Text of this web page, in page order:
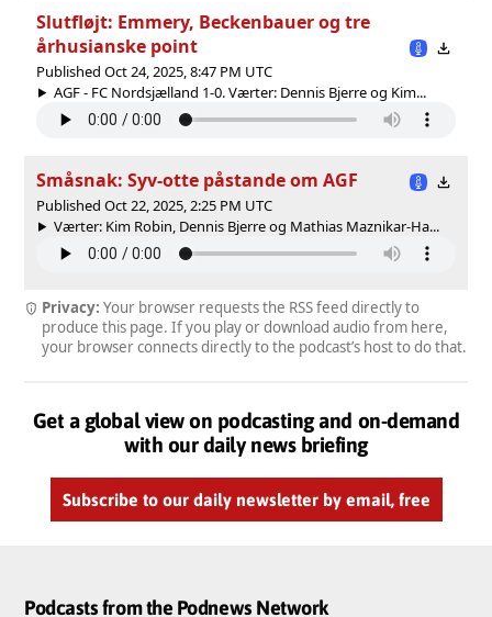
Slutfløjt: Emmery, Beckenbauer og tre
århusianske point
Published Oct 24, 2025, 8:47 PM UTC
AGF - FC Nordsjælland 1-0. Værter: Dennis Bjerre og Kim...
Småsnak: Syv-otte påstande om AGF
Published Oct 22, 2025, 2:25 PM UTC
Værter: Kim Robin, Dennis Bjerre og Mathias Maznikar-Ha...
Privacy: Your browser requests the RSS feed directly to
produce this page. If you play or download audio from here,
your browser connects directly to the podcast’s host to do that.
Get a global view on podcasting and on-demand
with our daily news briefing
Subscribe to our daily newsletter by email, free
Podcasts from the Podnews Network